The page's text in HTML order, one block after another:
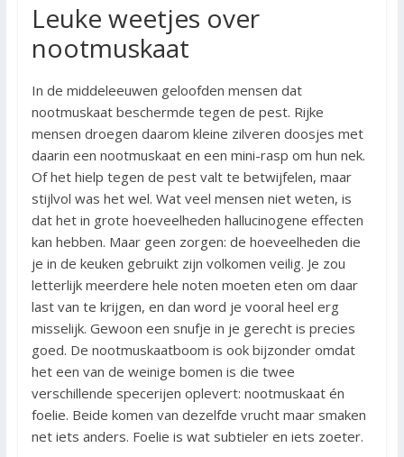
Leuke weetjes over
nootmuskaat
In de middeleeuwen geloofden mensen dat
nootmuskaat beschermde tegen de pest. Rijke
mensen droegen daarom kleine zilveren doosjes met
daarin een nootmuskaat en een mini-rasp om hun nek.
Of het hielp tegen de pest valt te betwijfelen, maar
stijlvol was het wel. Wat veel mensen niet weten, is
dat het in grote hoeveelheden hallucinogene effecten
kan hebben. Maar geen zorgen: de hoeveelheden die
je in de keuken gebruikt zijn volkomen veilig. Je zou
letterlijk meerdere hele noten moeten eten om daar
last van te krijgen, en dan word je vooral heel erg
misselijk. Gewoon een snufje in je gerecht is precies
goed. De nootmuskaatboom is ook bijzonder omdat
het een van de weinige bomen is die twee
verschillende specerijen oplevert: nootmuskaat én
foelie. Beide komen van dezelfde vrucht maar smaken
net iets anders. Foelie is wat subtieler en iets zoeter.